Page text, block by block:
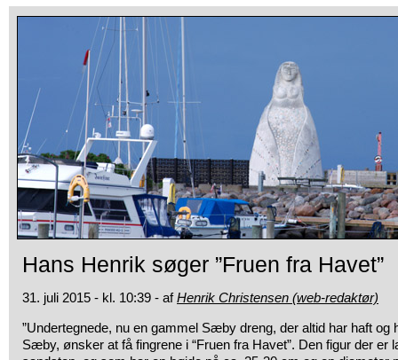
Hans Henrik søger ”Fruen fra Havet”
31. juli 2015 - kl. 10:39 - afHenrik Christensen (web-redaktør)
”Undertegnede, nu en gammel Sæby dreng, der altid har haft og
Sæby, ønsker at få fingrene i “Fruen fra Havet”. Den figur der er